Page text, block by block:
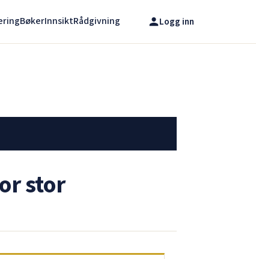
Logg inn
BøkerInnsiktRådgivning
stor